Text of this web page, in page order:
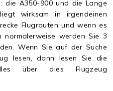
die A350-900 und die Lange
wirksam in irgendeinen
Flugrouten und wenn es
normalerweise werden Sie 3
Wenn Sie auf der Suche
lesen, dann lesen Sie die
über dies Flugzeug